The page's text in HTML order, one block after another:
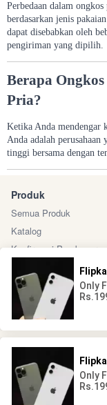
Perbedaan dalam
berdasarkan jenis
dapat disebabkan oleh
pengiriman yang dipilih.
Berapa
Pria?
Ketika Anda mendengar
Anda adalah
tinggi bersama dengan
Produk
Semua Produk
Katalog
Konfirmasi Pembayaran
Sosial Media
@